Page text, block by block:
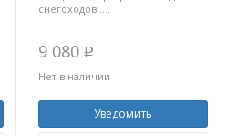
снегоходов ....
9 080 p
Нет в наличии
Уведомить